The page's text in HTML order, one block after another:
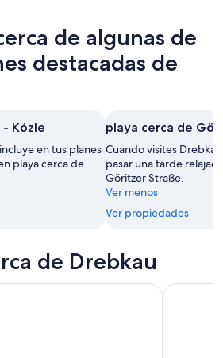
de algunas de
destacadas de
- Kózle
en tus planes
playa cerca de
playa cerca de
Cuando visites
pasar una tarde
Göritzer Straße.
Ver menos
Ver propiedades
de Drebkau